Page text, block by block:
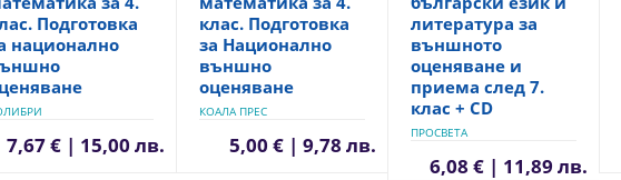
Подготовка
национално
7,67 € | 15,00 лв.
клас. Подготовка
за Национално
външно
оценяване
КОАЛА ПРЕС
5,00 € | 9,78 лв.
литература за
външното
оценяване и
приема след 7.
клас + CD
ПРОСВЕТА
6,08 € | 11,89 лв.